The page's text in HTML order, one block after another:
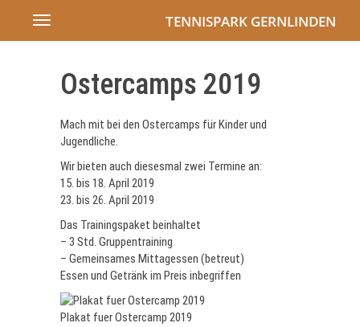
TENNISPARK GERNLINDEN
Toggle
navigation
Ostercamps 2019
Mach mit bei den Ostercamps für Kinder und
Jugendliche.
Wir bieten auch diesesmal zwei Termine an:
15. bis 18. April 2019
23. bis 26. April 2019
Das Trainingspaket beinhaltet
– 3 Std. Gruppentraining
– Gemeinsames Mittagessen (betreut)
Essen und Getränk im Preis inbegriffen
Plakat fuer Ostercamp 2019